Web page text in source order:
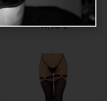
LEG AVENUE
17,90€